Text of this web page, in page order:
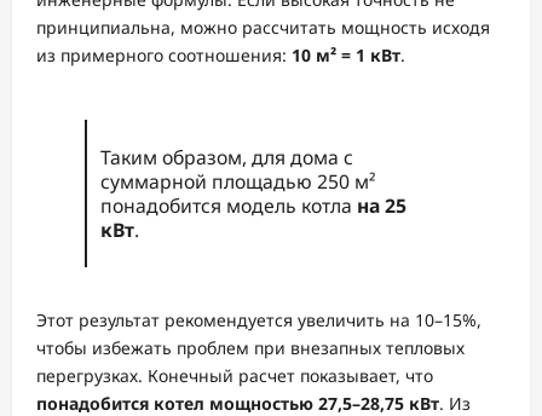
принципиальна, можно рассчитать мощность исходя
из примерного соотношения: 10 м² = 1 кВт.
Таким образом, для дома с
суммарной площадью 250 м²
понадобится модель котла на 25
кВт.
Этот результат рекомендуется увеличить на 10–15%,
чтобы избежать проблем при внезапных тепловых
перегрузках. Конечный расчет показывает, что
понадобится котел мощностью 27,5–28,75 кВт. Из